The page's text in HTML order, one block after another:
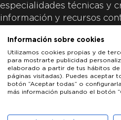
especialidades técnicas y
información y recursos
productoras de las
única y exclusiva de las
ACADEMIA DE CINE
Información sobre cookies
Utilizamos cookies propias y de
para mostrarte publicidad
elaborado a partir de tus hábitos
páginas visitadas). Puedes aceptar
botón “Aceptar todas” o
más información pulsando el botón